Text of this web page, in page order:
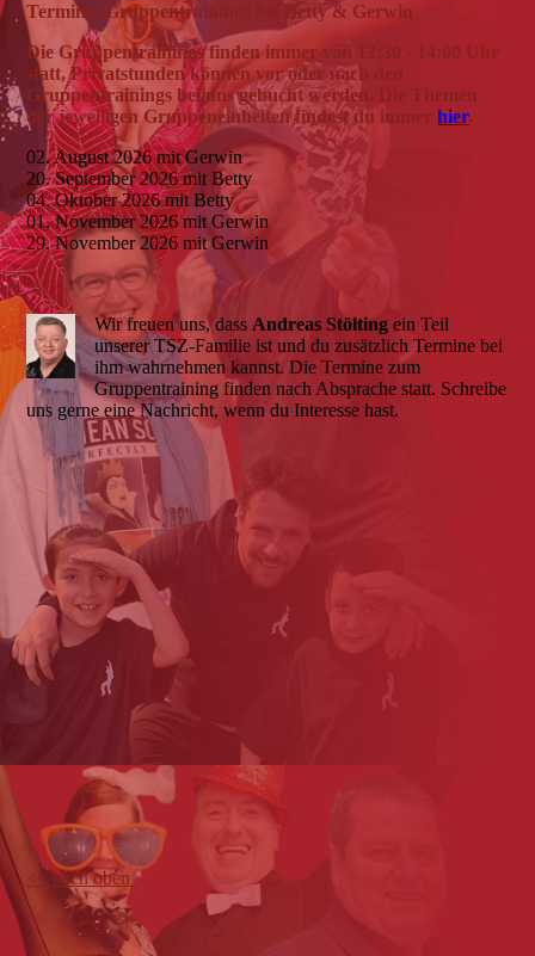
Termine: Gruppentrainings bei Betty & Gerwin
Die Gruppentrainings finden immer von 12:30 - 14:00 Uhr
statt, Privatstunden können vor oder nach den
Gruppentrainings bei uns gebucht werden. Die Themen
der jeweiligen Gruppeneinheiten findest du immerhier.
02. August 2026 mit Gerwin
20. September 2026 mit Betty
04. Oktober 2026 mit Betty
01. November 2026 mit Gerwin
29. November 2026 mit Gerwin
Wir freuen uns, dass Andreas Stölting ein Teil
unserer TSZ-Familie ist und du zusätzlich Termine bei
ihm wahrnehmen kannst. Die Termine zum
Gruppentraining finden nach Absprache statt. Schreibe
uns gerne eine Nachricht, wenn du Interesse hast.
<< nach oben